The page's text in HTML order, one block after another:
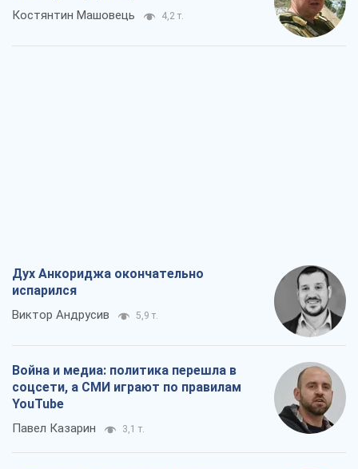
Костянтин Машовець 4,2 т.
Дух Анкориджа окончательно
испарился
Виктор Андрусив 5,9 т.
Война и медиа: политика перешла в
соцсети, а СМИ играют по правилам
YouTube
Павел Казарин 3,1 т.